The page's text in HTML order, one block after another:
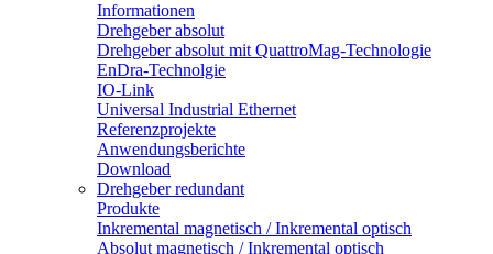
Informationen
Drehgeber absolut
Drehgeber absolut mit QuattroMag-Technologie
EnDra-Technolgie
IO-Link
Universal Industrial Ethernet
Referenzprojekte
Anwendungsberichte
Download
Drehgeber redundant
Produkte
Inkremental magnetisch / Inkremental optisch
Absolut magnetisch / Inkremental optisch